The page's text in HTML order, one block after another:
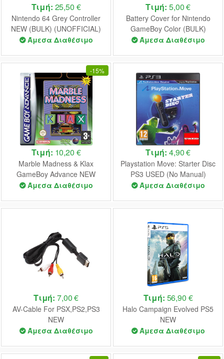
Τιμή: 25,50 €
Nintendo 64 Grey Controller
NEW (BULK) (UNOFFICIAL)
Άμεσα Διαθέσιμο
Τιμή: 5,00 €
Battery Cover for Nintendo
GameBoy Color (BULK)
(Crystal Clear)
Άμεσα Διαθέσιμο
-15%
Τιμή: 10,20 €
Marble Madness & Klax
GameBoy Advance NEW
(Diaktis Seal)
Άμεσα Διαθέσιμο
Τιμή: 4,90 €
Playstation Move: Starter Disc
PS3 USED (No Manual)
Άμεσα Διαθέσιμο
Τιμή: 7,00 €
AV-Cable For PSX,PS2,PS3
NEW
Άμεσα Διαθέσιμο
Τιμή: 56,90 €
Halo Campaign Evolved PS5
NEW
Άμεσα Διαθέσιμο